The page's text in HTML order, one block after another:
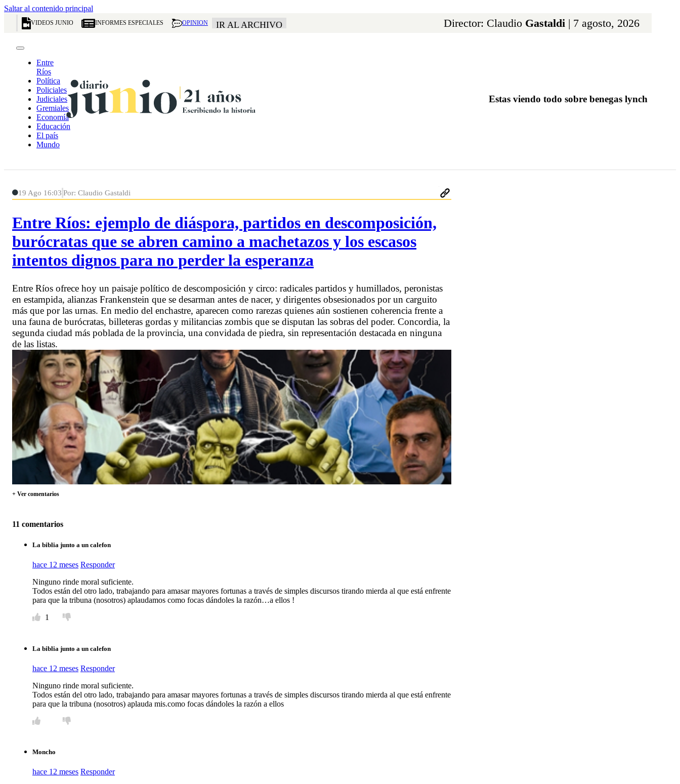
Saltar al contenido principal
VIDEOS JUNIO INFORMES ESPECIALES OPINION IR AL ARCHIVO Director: Claudio Gastaldi | 7 agosto, 2026
Entre
Ríos
Política
Policiales
Judiciales
Gremiales
Economía
Educación
El país
Mundo
Estas viendo todo sobre benegas lynch
19 Ago 16:03 Por: Claudio Gastaldi
Entre Ríos: ejemplo de diáspora, partidos en descomposición,
burócratas que se abren camino a machetazos y los escasos
intentos dignos para no perder la esperanza
Entre Ríos ofrece hoy un paisaje político de descomposición y circo: radicales partidos y humillados, peronistas
en estampida, alianzas Frankenstein que se desarman antes de nacer, y dirigentes obsesionados por un carguito
más que por las urnas. En medio del enchastre, aparecen como rarezas quienes aún sostienen coherencia frente a
una fauna de burócratas, billeteras gordas y militancias zombis que se disputan las sobras del poder. Concordia, la
segunda ciudad más poblada de la provincia, una convidada de piedra, sin representación destacada en ninguna
de las listas.
+ Ver comentarios
11 comentarios
La biblia junto a un calefon
hace 12 meses Responder
Ninguno rinde moral suficiente.
Todos están del otro lado, trabajando para amasar mayores fortunas a través de simples discursos tirando mierda al que está enfrente
para que la tribuna (nosotros) aplaudamos como focas dándoles la razón…a ellos !
1
La biblia junto a un calefon
hace 12 meses Responder
Ninguno rinde moral suficiente.
Todos están del otro lado, trabajando para amasar mayores fortunas a través de simples discursos tirando mierda al que está enfrente
para que la tribuna (nosotros) aplauda mis.como focas dándoles la razón a ellos
Moncho
hace 12 meses Responder